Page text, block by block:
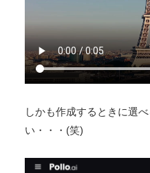
しかも作成するときに選
い・・・(笑)